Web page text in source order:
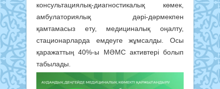
консультациялық-диагностикалық көмек,
амбулаториялық дәрі-дәрмекпен
қамтамасыз ету, медициналық оңалту,
стационарларда емдеуге жұмсалды. Осы
қаражаттың 40%-ы МӘМС активтері болып
табылады.